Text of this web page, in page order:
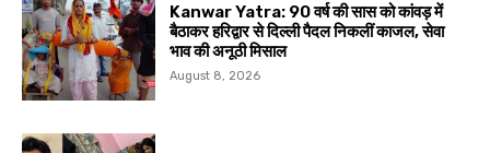
Kanwar Yatra: 90 वर्ष की सास को कांवड़ में
बैठाकर हरिद्वार से दिल्ली पैदल निकलीं काजल, सेवा
भाव की अनूठी मिसाल
August 8, 2026